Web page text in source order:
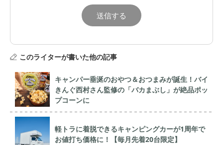
このライターが書いた他の記事
キャンパー垂涎のおやつ＆おつまみが誕生！バイ
きんぐ西村さん監修の「バカまぶし」が絶品ポッ
プコーンに
軽トラに着脱できるキャンピングカーが1周年で
お値打ち価格に！【毎月先着20台限定】